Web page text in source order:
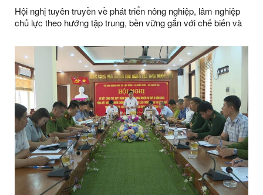
Hội nghị tuyên truyền về phát triển nông nghiệp, lâm nghiệp
chủ lực theo hướng tập trung, bền vững gắn với chế biến và